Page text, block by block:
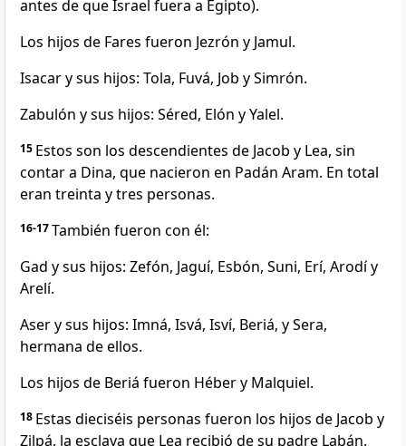
antes de que Israel fuera a Egipto).
Los hijos de Fares fueron Jezrón y Jamul.
Isacar y sus hijos: Tola, Fuvá, Job y Simrón.
Zabulón y sus hijos: Séred, Elón y Yalel.
15 Estos son los descendientes de Jacob y Lea, sin
contar a Dina, que nacieron en Padán Aram. En total
eran treinta y tres personas.
16-17También fueron con él:
Gad y sus hijos: Zefón, Jaguí, Esbón, Suni, Erí, Arodí y
Arelí.
Aser y sus hijos: Imná, Isvá, Isví, Beriá, y Sera,
hermana de ellos.
Los hijos de Beriá fueron Héber y Malquiel.
18 Estas dieciséis personas fueron los hijos de Jacob y
Zilpá, la esclava que Lea recibió de su padre Labán.